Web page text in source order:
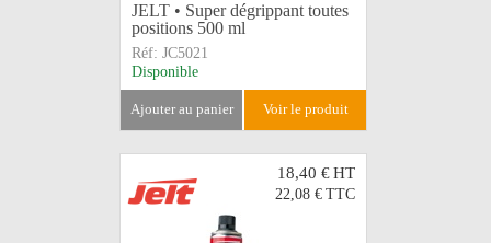
JELT • Super dégrippant toutes
positions 500 ml
Réf: JC5021
Disponible
ajouter au panier voir le produit
18,40 €HT
22,08 € TTC